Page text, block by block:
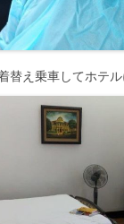
替え乗車してホテル